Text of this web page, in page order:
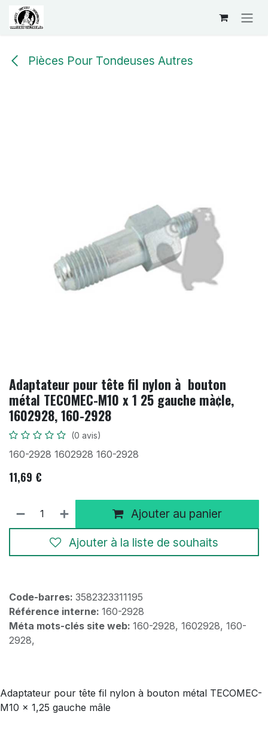
Se rendre au contenu
Pièces Pour Tondeuses Autres
Adaptateur pour tête fil nylon à bouton
métal TECOMEC-M10 x 1 25 gauche mà¢le,
1602928, 160-2928
(0 avis)
160-2928 1602928 160-2928
11,69 €
Ajouter au panier
Ajouter à la liste de souhaits
Code-barres: 3582323311195
Référence interne: 160-2928
Méta mots-clés site web: 160-2928, 1602928, 160-
2928,
Adaptateur pour tête fil nylon à bouton métal TECOMEC-
M10 x 1,25 gauche mâle